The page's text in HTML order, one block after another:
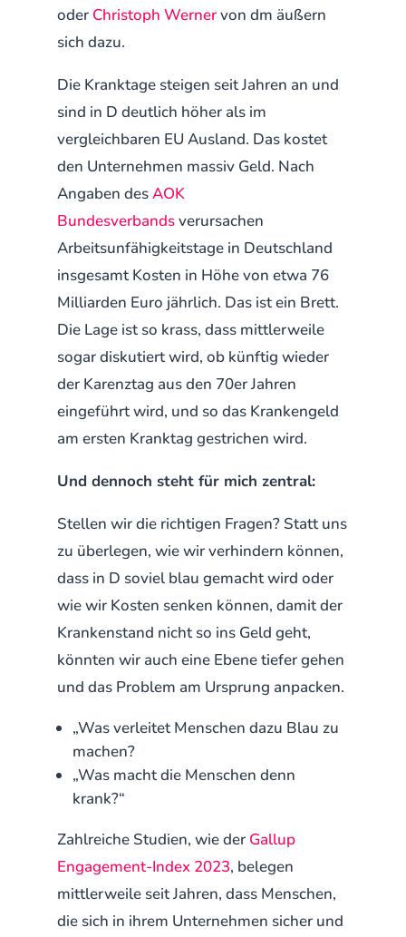
oder Christoph Wernervon dm äußern
sich dazu.
Die Kranktage steigen seit Jahren an und
sind in D deutlich höher als im
vergleichbaren EU Ausland. Das kostet
den Unternehmen massiv Geld. Nach
Angaben desAOK
Bundesverbandsverursachen
Arbeitsunfähigkeitstage in Deutschland
insgesamt Kosten in Höhe von etwa 76
Milliarden Euro jährlich. Das ist ein Brett.
Die Lage ist so krass, dass mittlerweile
sogar diskutiert wird, ob künftig wieder
der Karenztag aus den 70er Jahren
eingeführt wird, und so das Krankengeld
am ersten Kranktag gestrichen wird.
Und dennoch steht für mich zentral:
Stellen wir die richtigen Fragen? Statt uns
zu überlegen, wie wir verhindern können,
dass in D soviel blau gemacht wird oder
wie wir Kosten senken können, damit der
Krankenstand nicht so ins Geld geht,
könnten wir auch eine Ebene tiefer gehen
und das Problem am Ursprung anpacken.
„Was verleitet Menschen dazu Blau zu
machen?
„Was macht die Menschen denn
krank?“
Zahlreiche Studien, wie der Gallup
Engagement-Index 2023, belegen
mittlerweile seit Jahren, dass Menschen,
die sich in ihrem Unternehmen sicher und